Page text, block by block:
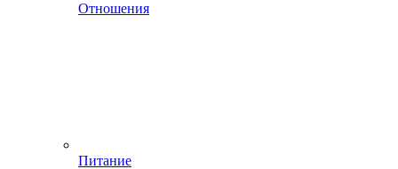
Отношения
Питание